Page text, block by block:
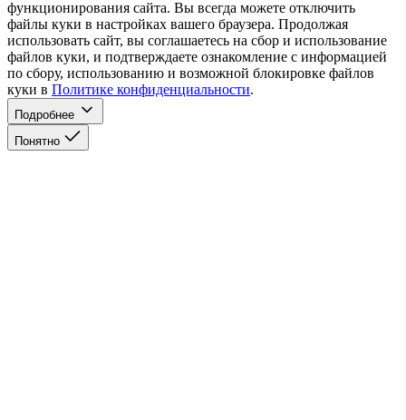
функционирования сайта. Вы всегда можете отключить
файлы куки в настройках вашего браузера. Продолжая
использовать сайт, вы соглашаетесь на сбор и использование
файлов куки, и подтверждаете ознакомление с информацией
по сбору, использованию и возможной блокировке файлов
куки в Политике конфиденциальности.
Подробнее
Понятно